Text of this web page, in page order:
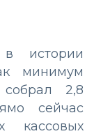
истории
минимум
2,8
сейчас
кассовых